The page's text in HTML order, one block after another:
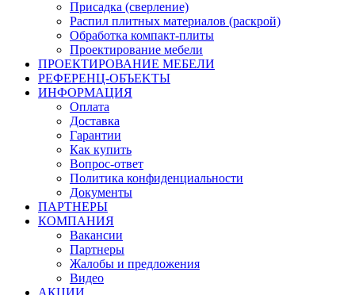
Присадка (сверление)
Распил плитных материалов (раскрой)
Обработка компакт-плиты
Проектирование мебели
ПРОЕКТИРОВАНИЕ МЕБЕЛИ
РЕФЕРЕНЦ-ОБЪЕKТЫ
ИНФОРМАЦИЯ
Оплата
Доставка
Гарантии
Как купить
Вопрос-ответ
Политика конфиденциальности
Документы
ПАРТНЕРЫ
КОМПАНИЯ
Вакансии
Партнеры
Жалобы и предложения
Видео
АКЦИИ